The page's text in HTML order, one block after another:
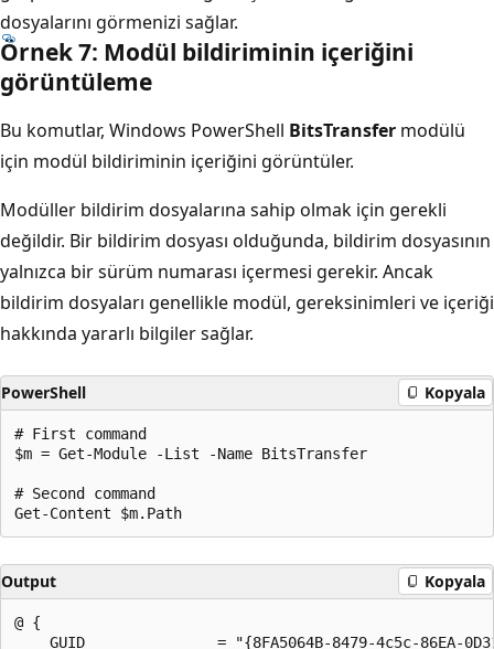
dosyalarını görmenizi sağlar.
Örnek 7: Modül bildiriminin içeriğini
görüntüleme
Bu komutlar, Windows PowerShell BitsTransfer modülü
için modül bildiriminin içeriğini görüntüler.
Modüller bildirim dosyalarına sahip olmak için gerekli
değildir. Bir bildirim dosyası olduğunda, bildirim dosyasının
yalnızca bir sürüm numarası içermesi gerekir. Ancak
bildirim dosyaları genellikle modül, gereksinimleri ve içeriği
hakkında yararlı bilgiler sağlar.
PowerShell Kopyala
# First command
$m = Get-Module -List -Name BitsTransfer
# Second command
Output Kopyala
@ {
GUID               = "{8FA5064B-8479-4c5c-86EA-